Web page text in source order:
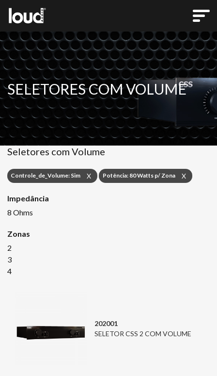
SELETORES COM VOLUME
Seletores com Volume
Controle_de_Volume: Sim X Potência: 80 Watts p/ Zona X
Impedância
8 Ohms
Zonas
2
3
4
202001
SELETOR CSS 2 COM VOLUME